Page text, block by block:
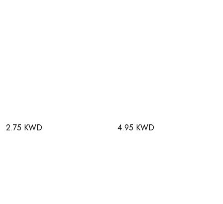
2.75 KWD 4.95 KWD